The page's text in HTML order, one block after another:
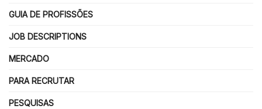
GUIA DE PROFISSÕES
JOB DESCRIPTIONS
MERCADO
PARA RECRUTAR
PESQUISAS